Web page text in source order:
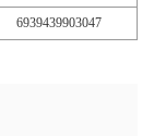
6939439903047